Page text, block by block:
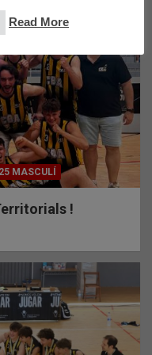
MASCULÍ
!
Read More